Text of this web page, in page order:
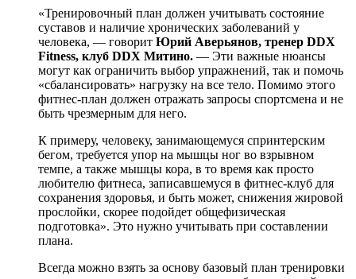
«Тренировочный план должен учитывать состояние
суставов и наличие хронических заболеваний у
человека, — говорит Юрий Аверьянов, тренер DDX
Fitness, клуб DDX Митино. — Эти важные нюансы
могут как ограничить выбор упражнений, так и помочь
«сбалансировать» нагрузку на все тело. Помимо этого
фитнес-план должен отражать запросы спортсмена и не
быть чрезмерным для него.
К примеру, человеку, занимающемуся спринтерским
бегом, требуется упор на мышцы ног во взрывном
темпе, а также мышцы кора, в то время как просто
любителю фитнеса, записавшемуся в фитнес-клуб для
сохранения здоровья, и быть может, снижения жировой
прослойки, скорее подойдет общефизическая
подготовка». Это нужно учитывать при составлении
плана.
Всегда можно взять за основу базовый план тренировки